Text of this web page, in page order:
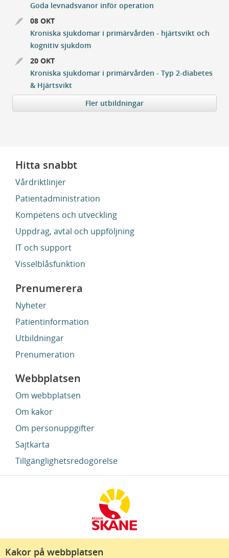
Kakor på webbplatsen
Goda levnadsvanor inför operation
08 OKT
Kroniska sjukdomar i primärvården - hjärtsvikt och
kognitiv sjukdom
20 OKT
Kroniska sjukdomar i primärvården - Typ 2-diabetes
& Hjärtsvikt
Fler utbildningar
Hitta snabbt
Vårdriktlinjer
Patientadministration
Kompetens och utveckling
Uppdrag, avtal och uppföljning
IT och support
Visselblåsfunktion
Prenumerera
Nyheter
Patientinformation
Utbildningar
Prenumeration
Webbplatsen
Om webbplatsen
Om kakor
Om personuppgifter
Sajtkarta
Tillgänglighetsredogörelse